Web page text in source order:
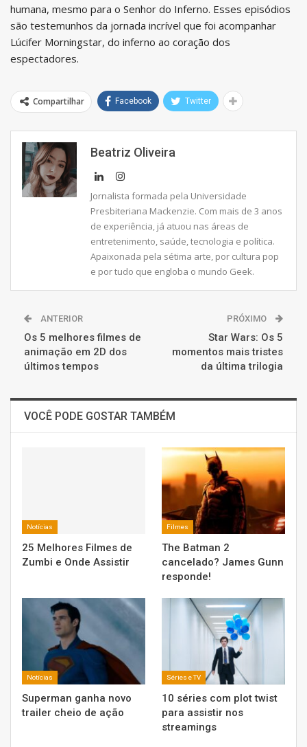
humana, mesmo para o Senhor do Inferno. Esses episódios
são testemunhos da jornada incrível que foi acompanhar
Lúcifer Morningstar, do inferno ao coração dos
espectadores.
Compartilhar Facebook Twitter
Beatriz Oliveira
Jornalista formada pela Universidade
Presbiteriana Mackenzie. Com mais de 3 anos
de experiência, já atuou nas áreas de
entretenimento, saúde, tecnologia e política.
Apaixonada pela sétima arte, por cultura pop
e por tudo que engloba o mundo Geek.
ANTERIOR
Os 5 melhores filmes de
animação em 2D dos
últimos tempos
PRÓXIMO
Star Wars: Os 5
momentos mais tristes
da última trilogia
VOCÊ PODE GOSTAR TAMBÉM
Notícias
25 Melhores Filmes de
Zumbi e Onde Assistir
Filmes
The Batman 2
cancelado? James Gunn
responde!
Notícias
Superman ganha novo
trailer cheio de ação
Séries e TV
10 séries com plot twist
para assistir nos
streamings